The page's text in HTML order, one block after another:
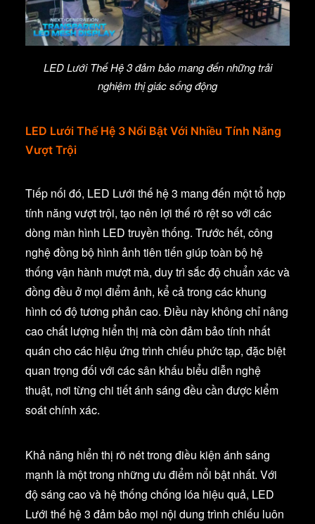
LED Lưới Thế Hệ 3 đảm bảo mang đến những trải
nghiệm thị giác sống động
LED Lưới Thế Hệ 3 Nổi Bật Với Nhiều Tính Năng
Vượt Trội
Tiếp nối đó, LED Lưới thế hệ 3 mang đến một tổ hợp
tính năng vượt trội, tạo nên lợi thế rõ rệt so với các
dòng màn hình LED truyền thống. Trước hết, công
nghệ đồng bộ hình ảnh tiên tiến giúp toàn bộ hệ
thống vận hành mượt mà, duy trì sắc độ chuẩn xác và
đồng đều ở mọi điểm ảnh, kể cả trong các khung
hình có độ tương phản cao. Điều này không chỉ nâng
cao chất lượng hiển thị mà còn đảm bảo tính nhất
quán cho các hiệu ứng trình chiếu phức tạp, đặc biệt
quan trọng đối với các sân khấu biểu diễn nghệ
thuật, nơi từng chi tiết ánh sáng đều cần được kiểm
soát chính xác.
Khả năng hiển thị rõ nét trong điều kiện ánh sáng
mạnh là một trong những ưu điểm nổi bật nhất. Với
độ sáng cao và hệ thống chống lóa hiệu quả, LED
Lưới thế hệ 3 đảm bảo mọi nội dung trình chiếu luôn